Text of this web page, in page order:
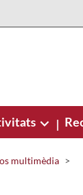
|
multimèdia